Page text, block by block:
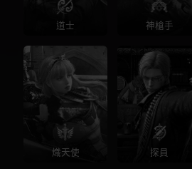
道士 神槍手
熾天使 探員